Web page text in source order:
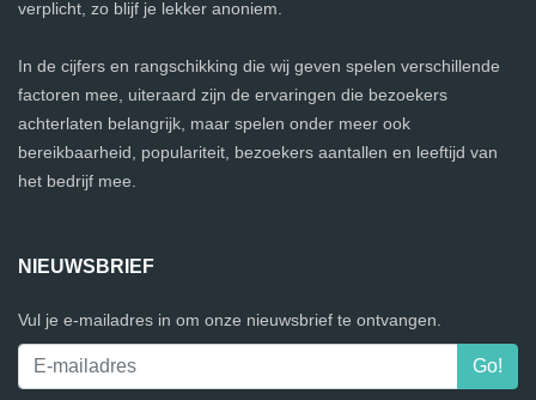
verplicht, zo blijf je lekker anoniem.
In de cijfers en rangschikking die wij geven spelen verschillende
factoren mee, uiteraard zijn de ervaringen die bezoekers
achterlaten belangrijk, maar spelen onder meer ook
bereikbaarheid, populariteit, bezoekers aantallen en leeftijd van
het bedrijf mee.
NIEUWSBRIEF
Vul je e-mailadres in om onze nieuwsbrief te ontvangen.